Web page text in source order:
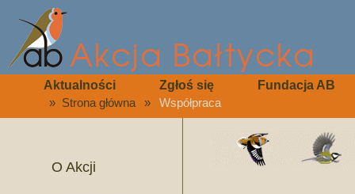
Aktualności Zgłoś się Fundacja AB
» Strona główna » Współpraca
O Akcji